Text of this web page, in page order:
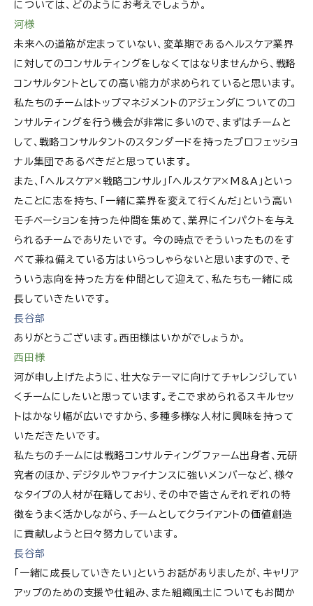
については、どのようにお考えでしょうか。
河様
未来への道筋が定まっていない、変革期であるヘルスケア業界
に対してのコンサルティングをしなくてはなりませんから、戦略
コンサルタントとしての高い能力が求められていると思います。
私たちのチームはトップマネジメントのアジェンダについてのコ
ンサルティングを行う機会が非常に多いので、まずはチームと
して、戦略コンサルタントのスタンダードを持ったプロフェッショ
ナル集団であるべきだと思っています。
また、「ヘルスケア×戦略コンサル」「ヘルスケア×M&A」といっ
たことに志を持ち、「一緒に業界を変えて行くんだ」という高い
モチベーションを持った仲間を集めて、業界にインパクトを与え
られるチームでありたいです。 今の時点でそういったものをす
べて兼ね備えている方はいらっしゃらないと思いますので、そ
ういう志向を持った方を仲間として迎えて、私たちも一緒に成
長していきたいです。
長谷部
ありがとうございます。西田様はいかがでしょうか。
西田様
河が申し上げたように、壮大なテーマに向けてチャレンジしてい
くチームにしたいと思っています。そこで求められるスキルセッ
トはかなり幅が広いですから、多種多様な人材に興味を持って
いただきたいです。
私たちのチームには戦略コンサルティングファーム出身者、元研
究者のほか、デジタルやファイナンスに強いメンバーなど、様々
なタイプの人材が在籍しており、その中で皆さんそれぞれの特
徴をうまく活かしながら、チームとしてクライアントの価値創造
に貢献しようと日々努力しています。
長谷部
「一緒に成長していきたい」というお話がありましたが、キャリア
アップのための支援や仕組み、また組織風土についてもお聞か